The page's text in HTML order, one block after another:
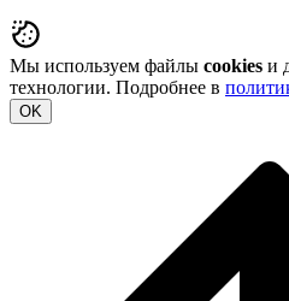
Мы используем файлы cookies и
технологии. Подробнее в
OK